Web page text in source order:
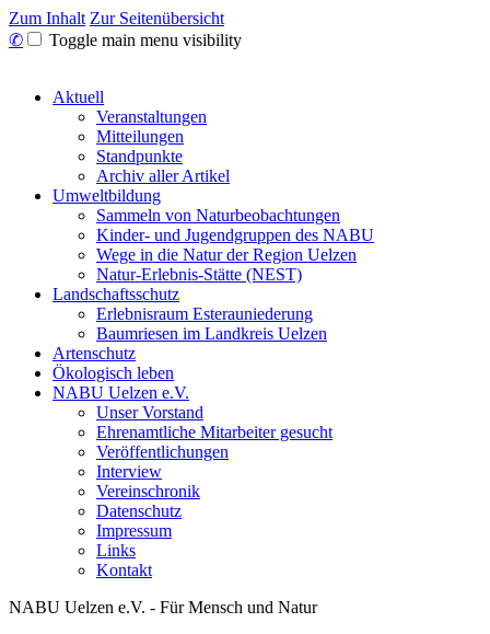
Zum Inhalt Zur Seitenübersicht
✆
Toggle main menu visibility
Aktuell
Veranstaltungen
Mitteilungen
Standpunkte
Archiv aller Artikel
Umweltbildung
Sammeln von Naturbeobachtungen
Kinder- und Jugendgruppen des NABU
Wege in die Natur der Region Uelzen
Natur-Erlebnis-Stätte (NEST)
Landschaftsschutz
Erlebnisraum Esterauniederung
Baumriesen im Landkreis Uelzen
Artenschutz
Ökologisch leben
NABU Uelzen e.V.
Unser Vorstand
Ehrenamtliche Mitarbeiter gesucht
Veröffentlichungen
Interview
Vereinschronik
Datenschutz
Impressum
Links
Kontakt
NABU Uelzen e.V. - Für Mensch und Natur